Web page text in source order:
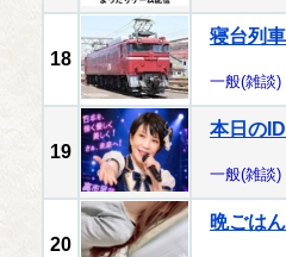
18
寝台列
一般(雑談)
19
本日の
一般(雑談)
20
晩ごは